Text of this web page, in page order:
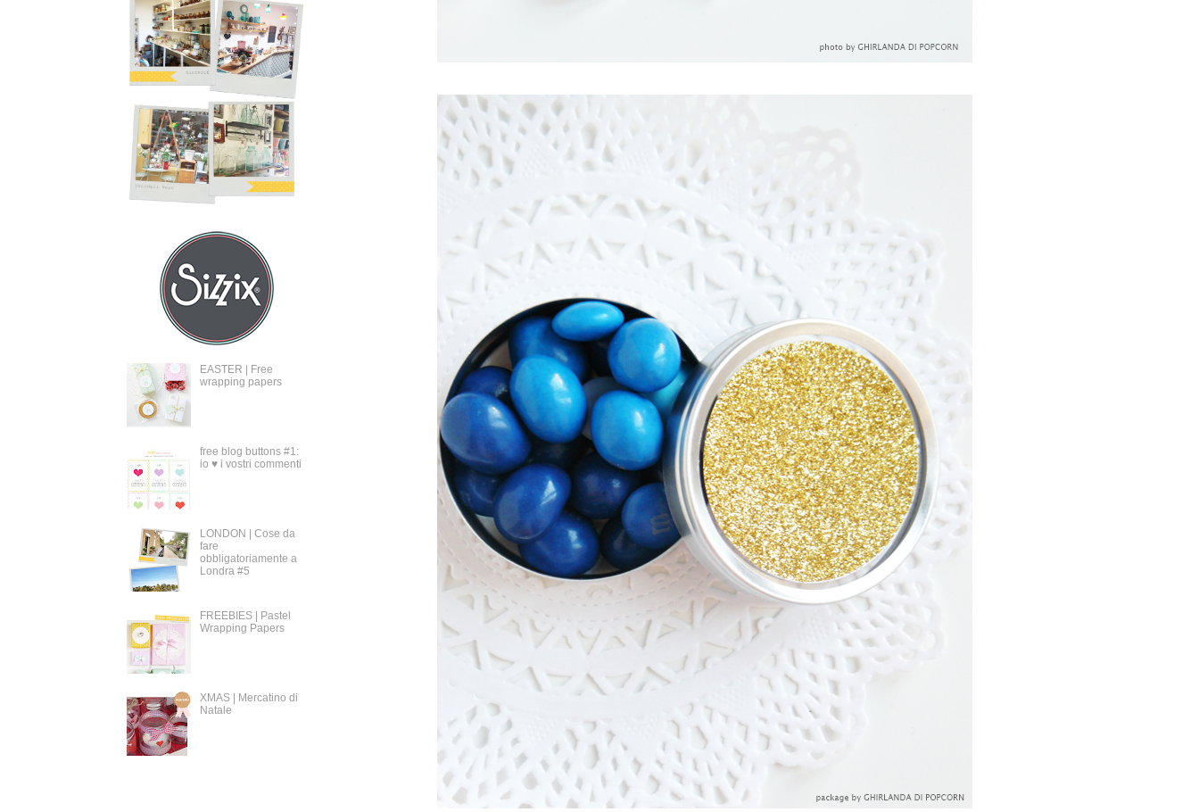
EASTER | Free
wrapping papers
free blog buttons #1:
io ♥ i vostri commenti
LONDON | Cose da
fare
obbligatoriamente a
Londra #5
FREEBIES | Pastel
Wrapping Papers
XMAS | Mercatino di
Natale